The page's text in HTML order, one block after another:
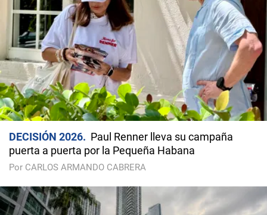
DECISIÓN 2026
Paul Renner lleva su campaña
puerta a puerta por la Pequeña Habana
Por CARLOS ARMANDO CABRERA